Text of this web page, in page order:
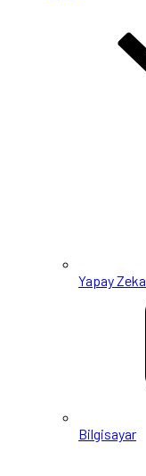
Yapay Zeka
Bilgisayar